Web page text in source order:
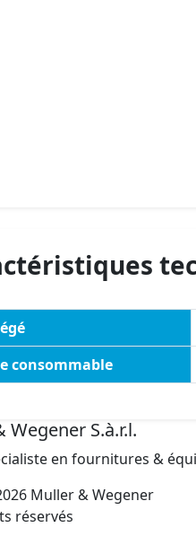
consommable
Wegener S.à.r.l.
en fournitures &
Muller & Wegener
réservés